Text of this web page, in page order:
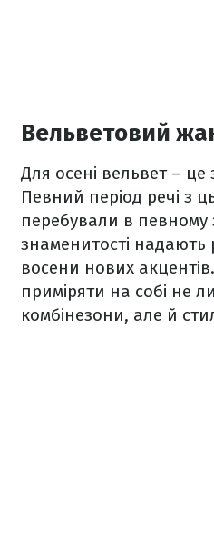
Вельветовий
Для осені вельвет –
Певний період речі з
перебували в певному
знаменитості надають
восени нових
приміряти на собі не
комбінезони, але й